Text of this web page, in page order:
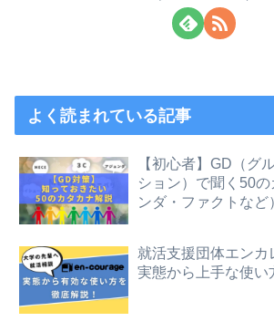
よく読まれている記事
【初心者】GD（グ
ション）で聞く50
ンダ・ファクトなど
就活支援団体エンカ
実態から上手な使い